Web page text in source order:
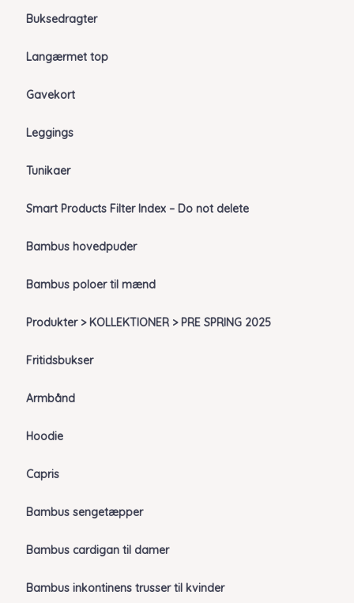
Buksedragter
Langærmet top
Gavekort
Leggings
Tunikaer
Smart Products Filter Index – Do not delete
Bambus hovedpuder
Bambus poloer til mænd
Produkter > KOLLEKTIONER > PRE SPRING 2025
Fritidsbukser
Armbånd
Hoodie
Capris
Bambus sengetæpper
Bambus cardigan til damer
Bambus inkontinens trusser til kvinder